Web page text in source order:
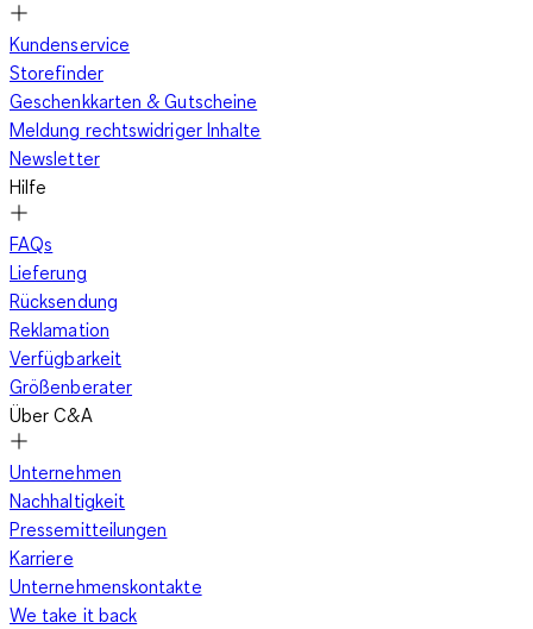
Kundenservice
Storefinder
Geschenkkarten & Gutscheine
Meldung rechtswidriger Inhalte
Newsletter
Hilfe
FAQs
Lieferung
Rücksendung
Reklamation
Verfügbarkeit
Größenberater
Über C&A
Unternehmen
Nachhaltigkeit
Pressemitteilungen
Karriere
Unternehmenskontakte
We take it back